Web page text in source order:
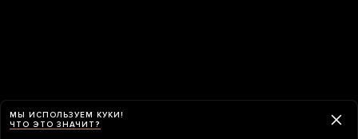
МЫ ИСПОЛЬЗУЕМ КУКИ!
ЧТО ЭТО ЗНАЧИТ?